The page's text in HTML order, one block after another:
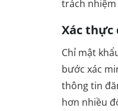
trách nhiệm
Xác thực
Chỉ mật
bước xác
thông tin
hơn nhiều